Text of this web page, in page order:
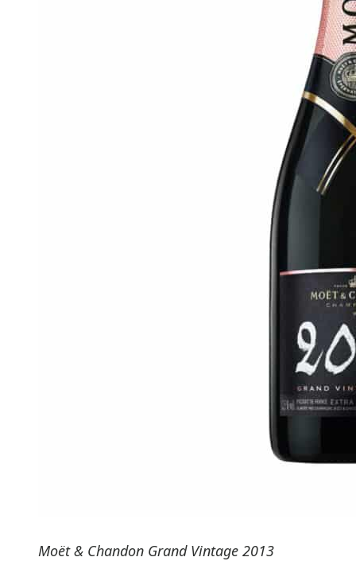
Moët & Chandon Grand Vintage 2013